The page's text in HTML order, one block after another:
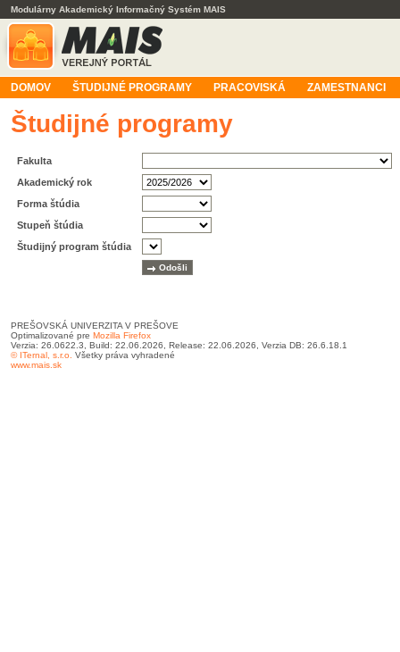
Modulárny Akademický Informačný Systém MAIS
DOMOV ŠTUDIJNÉ PROGRAMY PRACOVISKÁ ZAMESTNANCI
Študijné programy
Fakulta
Akademický rok
Forma štúdia
Stupeň štúdia
Študijný program štúdia
PREŠOVSKÁ UNIVERZITA V PREŠOVE
Optimalizované pre Mozilla Firefox
Verzia: 26.0622.3, Build: 22.06.2026, Release: 22.06.2026, Verzia DB: 26.6.18.1
© ITernal, s.r.o. Všetky práva vyhradené
www.mais.sk